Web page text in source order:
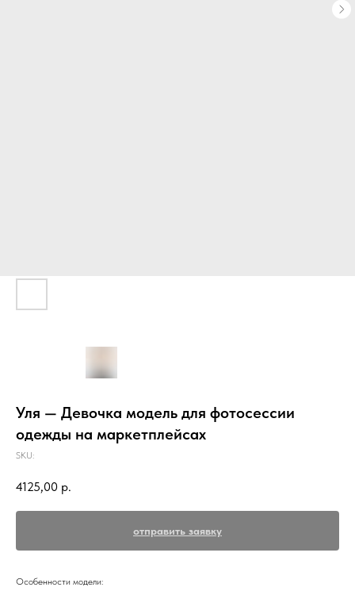
Уля — Девочка модель для фотосессии
одежды на маркетплейсах
SKU:
4125,00 р.
отправить заявку
Особенности модели: